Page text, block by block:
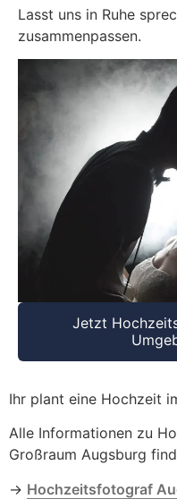
Lasst uns in Ruhe
zusammenpassen.
Jetzt
Ihr plant eine Hochzeit
Alle Informationen zu
Großraum Augsburg
→ Hochzeitsfotograf